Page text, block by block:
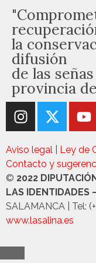
la
difusión
de las
provincia
Aviso legal Ley de
Contacto y
© 2022
LAS IDENTIDADES
SALAMANCA | Tel:
www.lasalina.es